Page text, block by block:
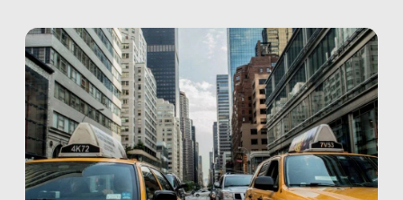
manodopera. A settembre del 2017, infatti, per sostenere […]